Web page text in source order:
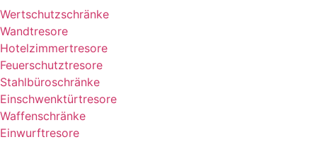
Wertschutzschränke
Wandtresore
Hotelzimmertresore
Feuerschutztresore
Stahlbüroschränke
Einschwenktürtresore
Waffenschränke
Einwurftresore